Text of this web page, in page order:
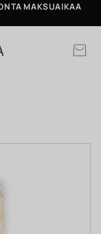
MAKSUAIKAA